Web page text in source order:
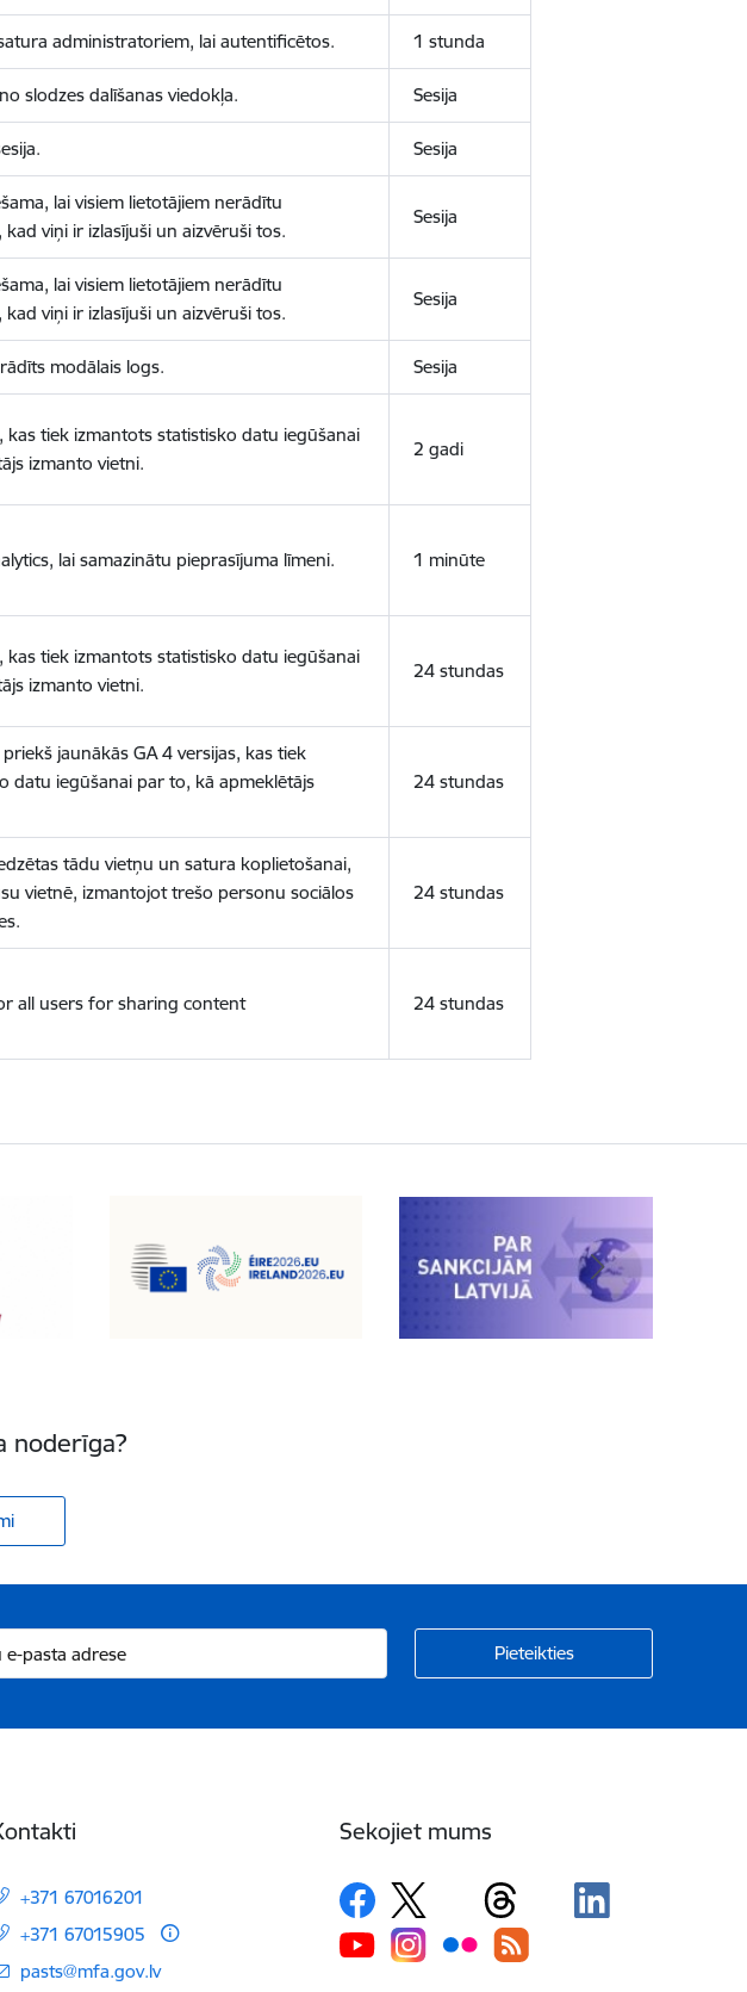
administratoriem, lai autentificētos. 1 stunda
slodzes dalīšanas viedokļa. Sesija
Sesija
lai visiem lietotājiem nerādītu
viņi ir izlasījuši un aizvēruši tos.
Sesija
lai visiem lietotājiem nerādītu
viņi ir izlasījuši un aizvēruši tos.
Sesija
modālais logs. Sesija
kas tiek izmantots statistisko datu iegūšanai
izmanto vietni.
2 gadi
lai samazinātu pieprasījuma līmeni. 1 minūte
kas tiek izmantots statistisko datu iegūšanai
izmanto vietni.
24 stundas
jaunākās GA 4 versijas, kas tiek
datu iegūšanai par to, kā apmeklētājs
24 stundas
tādu vietņu un satura koplietošanai,
vietnē, izmantojot trešo personu sociālos
24 stundas
all users for sharing content 24 stundas
noderīga?
+371 67016201
+371 67015905
E-pasts:
pasts@mfa.gov.lv
Sekojiet mums